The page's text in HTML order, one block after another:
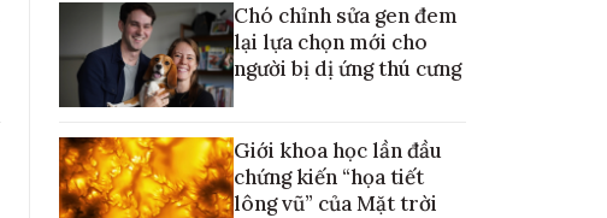
Chó chỉnh sửa gen đem
lại lựa chọn mới cho
người bị dị ứng thú cưng
Giới khoa học lần đầu
chứng kiến “họa tiết
lông vũ” của Mặt trời